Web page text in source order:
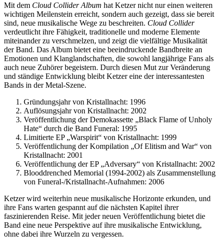
Mit dem Cloud Collider Album hat Ketzer nicht nur einen weiteren
wichtigen Meilenstein erreicht, sondern auch gezeigt, dass sie bereit
sind, neue musikalische Wege zu beschreiten. Cloud Collider
verdeutlicht ihre Fähigkeit, traditionelle und moderne Elemente
miteinander zu verschmelzen, und zeigt die vielfältige Musikalität
der Band. Das Album bietet eine beeindruckende Bandbreite an
Emotionen und Klanglandschaften, die sowohl langjährige Fans als
auch neue Zuhörer begeistern. Durch diesen Mut zur Veränderung
und ständige Entwicklung bleibt Ketzer eine der interessantesten
Bands in der Metal-Szene.
Gründungsjahr von Kristallnacht: 1996
Auflösungsjahr von Kristallnacht: 2002
Veröffentlichung der Demokassette „Black Flame of Unholy
Hate“ durch die Band Funeral: 1995
Limitierte EP „Warspirit“ von Kristallnacht: 1999
Veröffentlichung der Kompilation „Of Elitism and War“ von
Kristallnacht: 2001
Veröffentlichung der EP „Adversary“ von Kristallnacht: 2002
Blooddrenched Memorial (1994-2002) als Zusammenstellung
von Funeral-/Kristallnacht-Aufnahmen: 2006
Ketzer wird weiterhin neue musikalische Horizonte erkunden, und
ihre Fans warten gespannt auf die nächsten Kapitel ihrer
faszinierenden Reise. Mit jeder neuen Veröffentlichung bietet die
Band eine neue Perspektive auf ihre musikalische Entwicklung,
ohne dabei ihre Wurzeln zu vergessen.